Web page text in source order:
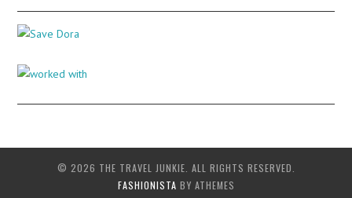
© 2026 THE TRAVEL JUNKIE. ALL RIGHTS RESERVED.
FASHIONISTA BY ATHEMES